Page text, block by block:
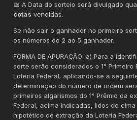
📅 A Data do sorteio será divulgado
cotas vendidas.
Se não sair o ganhador no primeiro
os números do 2 ao 5 ganhador.
FORMA DE APURAÇÃO: a) Para a
sorte serão considerados o 1° Primeiro
Loteria Federal, aplicando-se a
determinação do número de ordem
primeiros algarismos do 1° Prêmio da
Federal, acima indicadas, lidos de cima
hipotético de extração da Loteria